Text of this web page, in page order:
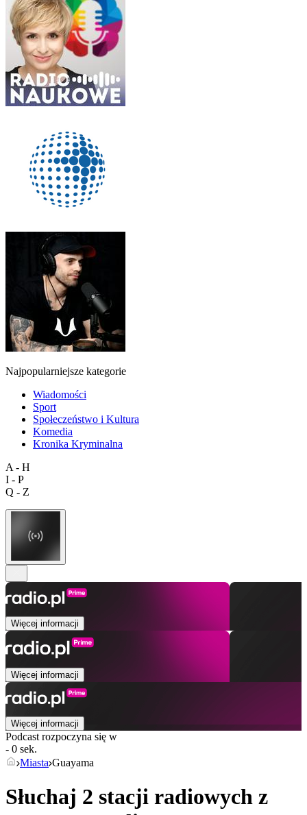
Najpopularniejsze kategorie
Wiadomości
Sport
Społeczeństwo i Kultura
Komedia
Kronika Kryminalna
A - H
I - P
Q - Z
Więcej informacji
Więcej informacji
Więcej informacji
Podcast rozpoczyna się w
- 0 sek.
Miasta Guayama
Słuchaj 2 stacji radiowych z